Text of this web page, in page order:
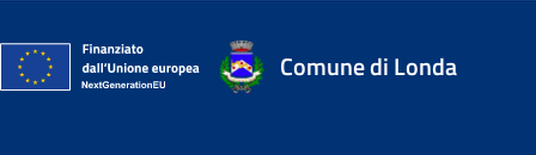
Comune di Londa